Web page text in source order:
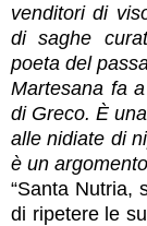
venditori di
di saghe
poeta del
Martesana fa
di Greco. È
alle nidiate di
è un
“Santa Nutria,
di ripetere le